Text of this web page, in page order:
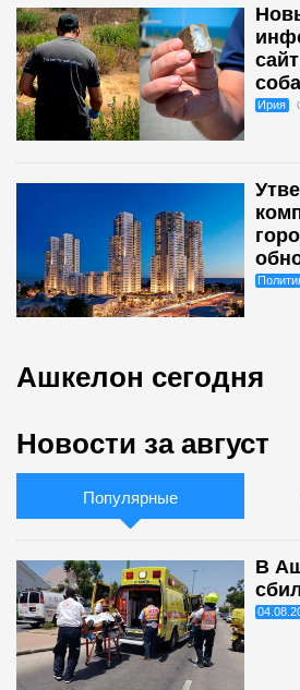
Ирия
Ашкелон сегодня
Новости за август
Популярные
В